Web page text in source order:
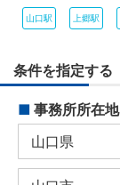
山口駅 上郷駅
条件を指定する
■ 事務所所在地